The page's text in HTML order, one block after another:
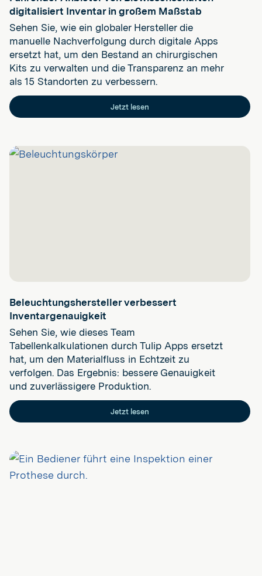
digitalisiert Inventar in großem Maßstab
Sehen Sie, wie ein globaler Hersteller die
manuelle Nachverfolgung durch digitale Apps
ersetzt hat, um den Bestand an chirurgischen
Kits zu verwalten und die Transparenz an mehr
als 15 Standorten zu verbessern.
Jetzt lesen
Beleuchtungshersteller verbessert
Inventargenauigkeit
Sehen Sie, wie dieses Team
Tabellenkalkulationen durch Tulip Apps ersetzt
hat, um den Materialfluss in Echtzeit zu
verfolgen. Das Ergebnis: bessere Genauigkeit
und zuverlässigere Produktion.
Jetzt lesen